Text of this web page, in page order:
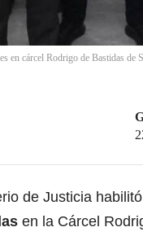
en cárcel Rodrigo de Bastidas de
de Justicia habilitó
en la Cárcel